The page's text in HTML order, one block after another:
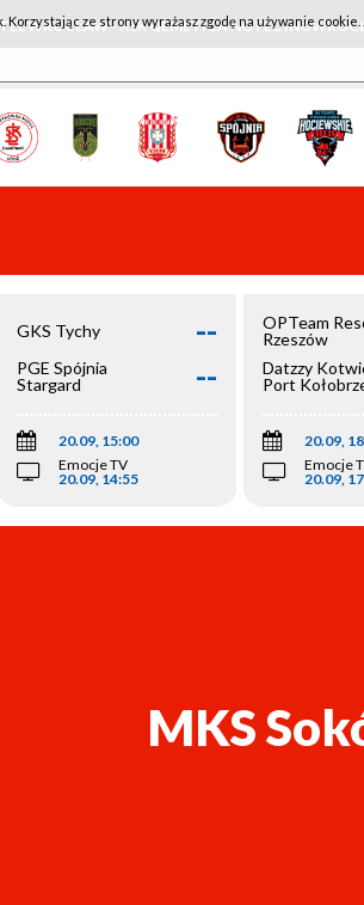
WROCŁAW - KSK QEMETICA NOTEĆ
GKS Tychy --
PGE Spójnia
Stargard
--
20.09, 15:00
Emocje TV
20.09, 14:55
OPTeam
Rzeszów
Datzzy
Port
20.09,
Emocje
20.09,
MKS
ze strony wyrażasz zgodę na używanie